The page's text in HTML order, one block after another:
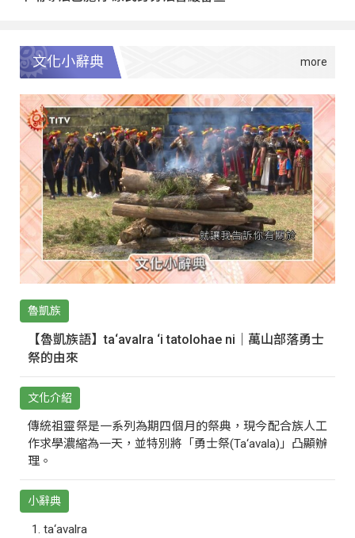
文化小辭典
魯凱族
【魯凱族語】ta‘avalra ‘i tatolohae ni｜萬山部落勇士
祭的由來
文化介紹
傳統祖靈祭是一系列為期四個月的祭典，現今配合族人工
作求學濃縮為一天，並特別將「勇士祭(Ta‘avala)」凸顯辦
理。
小辭典
ta‘avalra